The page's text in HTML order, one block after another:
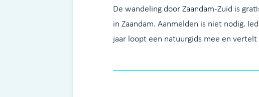
De wandeling door Zaandam-Zuid is
in Zaandam. Aanmelden is niet nodig.
jaar loopt een natuurgids mee en vertelt